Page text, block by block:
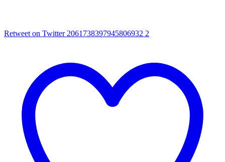
Retweet on Twitter 2061738397945806932 2